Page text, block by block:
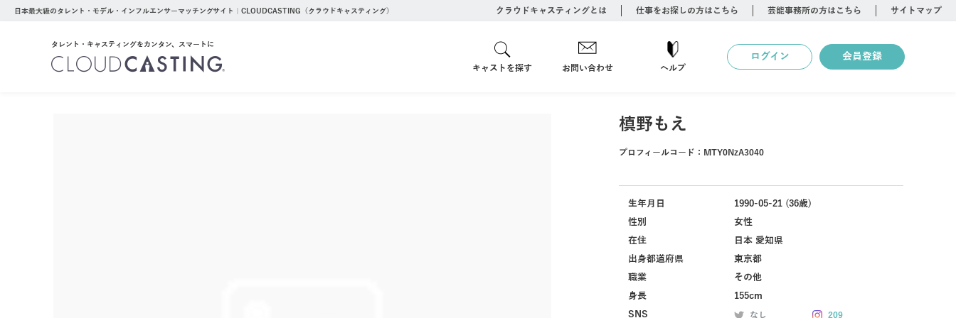
日本最大級のタレント・モデル・インフルエンサーマッチングサイト｜CLOUDCASTING（クラウドキャスティング） クラウドキャスティングとは 仕事をお探しの方はこちら 芸能事務所の方はこちら サイトマップ
タレント・キャスティングをカンタン、スマートに
キャストを探す お問い合わせ ヘルプ
ログイン 会員登録
槙野もえ
プロフィールコード： MTY0NzA3040
生年月日
1990-05-21 (36歳)
性別
女性
在住
日本 愛知県
出身都道府県
東京都
職業
その他
身長
155cm
SNS
なし 209